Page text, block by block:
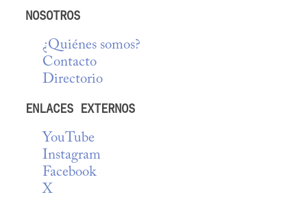
NOSOTROS
¿Quiénes somos?
Contacto
Directorio
ENLACES EXTERNOS
YouTube
Instagram
Facebook
X